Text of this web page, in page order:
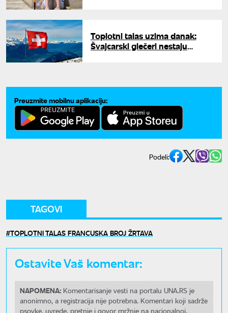
Toplotni talas uzima danak:
Švajcarski glečeri nestaju
Preuzmite mobilnu aplikaciju:
Podeli:
TAGOVI
TOPLOTNI TALAS FRANCUSKA BROJ ŽRTAVA
Ostavite Vaš komentar:
NAPOMENA: Komentarisanje vesti na portalu UNA.RS je
anonimno, a registracija nije potrebna. Komentari koji sadrže
psovke, uvrede, pretnje i govor mržnje na nacionalnoj,